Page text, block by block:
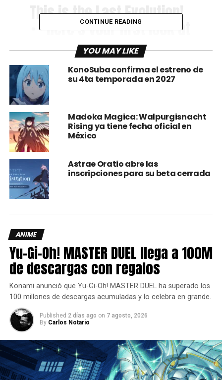
This is the Last Evolution!
Here’s your first look at
the brand new feature
film, DIGIMON ADVENTURE:
LAST EVOLUTION KIZUNA!
#DigimonAdventure
pic.twitter.com/Z3vLR5jSH
d
Según este primerteaser , todo indica quela historia de
Agumon y Tai está por llegar a su fin
adiós definitivo? La película
Seiji Tachikawa, quien escribió la serie original.
CONTINUE READING
YOU MAY LIKE
KonoSuba confirma el estreno de
su 4ta temporada en 2027
Madoka Magica: Walpurgisnacht
Rising ya tiene fecha oficial en
México
Astrae Oratio abre las
inscripciones para su beta cerrada
ANIME
Yu-Gi-Oh! MASTER DUEL llega a 100M
de descargas con regalos
Konami anunció que Yu-Gi-Oh! MASTER DUEL ha superado los
100 millones de descargas acumuladas y lo celebra en grande.
Published 2 días ago on 7 agosto, 2026
By Carlos Notario